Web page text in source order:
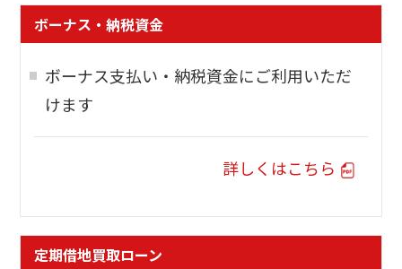
ボーナス・納税資金
ボーナス支払い・納税資金にご利用いただ
けます
詳しくはこちら
定期借地買取ローン